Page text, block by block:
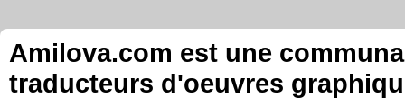
Amilova.com est une
traducteurs d'oeuvres